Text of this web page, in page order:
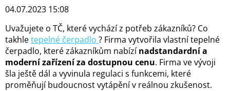
04.07.2023 15:08
Uvažujete o TČ, které vychází z potřeb zákazníků? Co
takhletepelné čerpadlo ? Firma vytvořila vlastní tepelné
čerpadlo, které zákazníkům nabízínadstandardní a
moderní zařízení za dostupnou cenu. Firma ve vývoji
šla ještě dál a vyvinula regulaci s funkcemi, které
proměňují budoucnost vytápění v reálnou zkušenost.